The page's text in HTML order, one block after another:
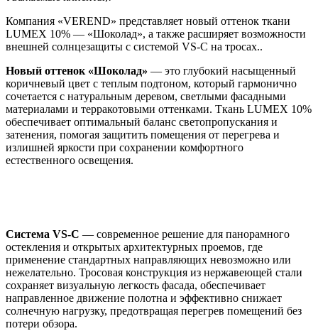
Компания «VEREND» представляет новый оттенок ткани
LUMEX 10% — «Шоколад», а также расширяет возможности
внешней солнцезащиты с системой VS-C на тросах..
Новый оттенок «Шоколад» — это глубокий насыщенный
коричневый цвет с теплым подтоном, который гармонично
сочетается с натуральным деревом, светлыми фасадными
материалами и терракотовыми оттенками. Ткань LUMEX 10%
обеспечивает оптимальный баланс светопропускания и
затенения, помогая защитить помещения от перегрева и
излишней яркости при сохранении комфортного
естественного освещения.
Система VS-C — современное решение для панорамного
остекления и открытых архитектурных проемов, где
применение стандартных направляющих невозможно или
нежелательно. Тросовая конструкция из нержавеющей стали
сохраняет визуальную легкость фасада, обеспечивает
направленное движение полотна и эффективно снижает
солнечную нагрузку, предотвращая перегрев помещений без
потери обзора.